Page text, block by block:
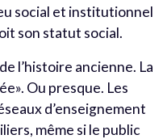
social et institutionnel
son statut social.
l’histoire ancienne. La
Ou presque. Les
d’enseignement
même si le public